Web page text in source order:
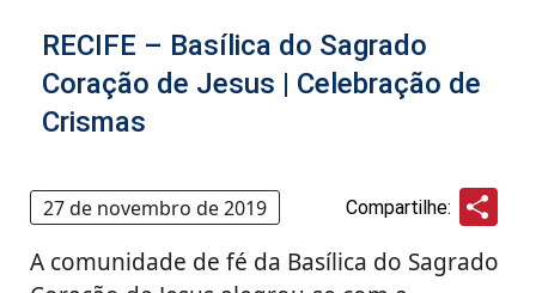
RECIFE – Basílica do Sagrado
Coração de Jesus | Celebração de
Crismas
27 de novembro de 2019 Compartilhe:
A comunidade de fé da Basílica do Sagrado